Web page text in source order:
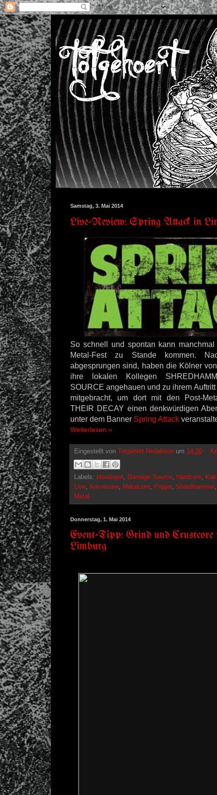
Samstag, 3. Mai 2014
Live-Review: Spring Attack in
So schnell und spontan kann
Metal-Fest zu Stande kommen.
abgesprungen sind, haben die Kölner
ihre lokalen Kollegen
SOURCE angehauen und zu ihrem
mitgebracht, um dort mit den Post-
THEIR DECAY einen denkwürdigen
unter dem Banner Spring Attack
Weiterlesen »
Eingestellt von Totgehört Redaktion um 14:20
Labels: bloodspot Damage Source Hardcore
Live live-review, Metalcore Pripjat Shredhammer
Metal
Donnerstag, 1. Mai 2014
Event-Tipp: Grind und Crustcore
Limburg